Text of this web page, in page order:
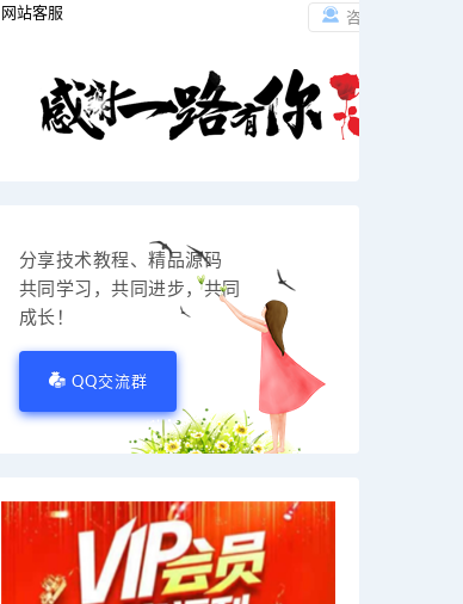
网站客服 咨询客服
分享技术教程、精品源码
共同学习，共同进步，共同
成长！
QQ交流群